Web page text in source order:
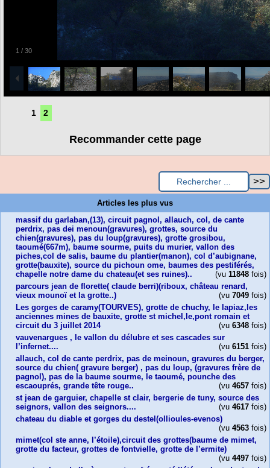
1 / 30
1 2
Recommander cette page
Articles les plus vus
massif du garlaban,(13), circuit pagnol, allauch, col, de cante
perdrix, pas dei menoun(gravures), grottes, source du
chien(gravures), pas du loup(gravures), grotte grosibou,
taoumé(667m), baume sourme, puits du murier, vallon des
piches,col de salis, baume du plantier(manon), col d’aubignane,
grotte(bauxite), source du pichoun ome, baumes des pestiférés,
chapelle notre dame du chateau(et ses ruines)..
(vu 11848 fois)
parcours jean de florette( claude berri)(riboux, château renard,
vieux mounoï et la grotte..)
(vu 7049 fois)
Les gorges de caramy(TOURVES), grotte de chuchy, le lapiaz,les
anciennes mines de bauxite, grotte st michel,le,pont romain et
circuit du 3 juillet 2014
(vu 6348 fois)
vauvenargues , le vallon du délubre et ses cascades sur
l’infernet....
(vu 6151 fois)
allauch, col de cante perdrix, pas de meinoun, gravures du berger,
source du chien( gravure berger) , pas du loup, (gravures frère de
pagnol), pas de la baume sourme, le taoumé, pounche des
escaouprés, grande tête rouge..
(vu 4657 fois)
st jean de garguier, chapelle st clair, bergerie de tuny, source des
seignors, vallon des seignors....
(vu 4617 fois)
chateau du diable et gorges du destel(ollioules-evenos)
(vu 4563 fois)
mimet(col ste anne, l’étoile),circuit des grottes(baume de mimet,
grotte du facteur, grottes de fontvielle, grotte de l’ermite)
(vu 4497 fois)